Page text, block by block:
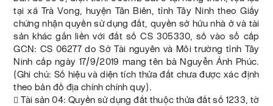
tại xã Trà Vong, huyện Tân Biên, tỉnh Tây Ninh theo Giấy
chứng nhận quyền sử dụng đất, quyền sở hữu nhà ở và tài
sản khác gắn liền với đất số CS 305330, số vào sổ cấp
GCN: CS 06277 do Sở Tài nguyên và Môi trường tỉnh Tây
Ninh cấp ngày 17/9/2019 mang tên bà Nguyễn Ánh Phúc.
(Ghi chú: Số hiệu và diện tích thửa đất chưa được xác định
theo bản đồ địa chính chính quy).
 Tài sản 04: Quyền sử dụng đất thuộc thửa đất số 1233, tờ